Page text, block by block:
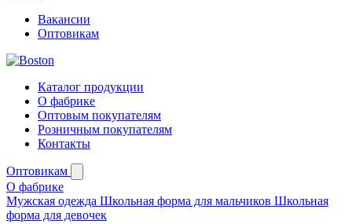
Вакансии
Оптовикам
Каталог продукции
О фабрике
Оптовым покупателям
Розничным покупателям
Контакты
Оптовикам
О фабрике
Мужская одежда Школьная форма для мальчиков Школьная
форма для девочек